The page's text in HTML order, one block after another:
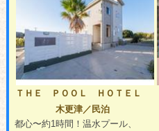
ＴＨＥ ＰＯＯＬ ＨＯＴＥＬ
木更津／民泊
都心〜約1時間！温水プール、